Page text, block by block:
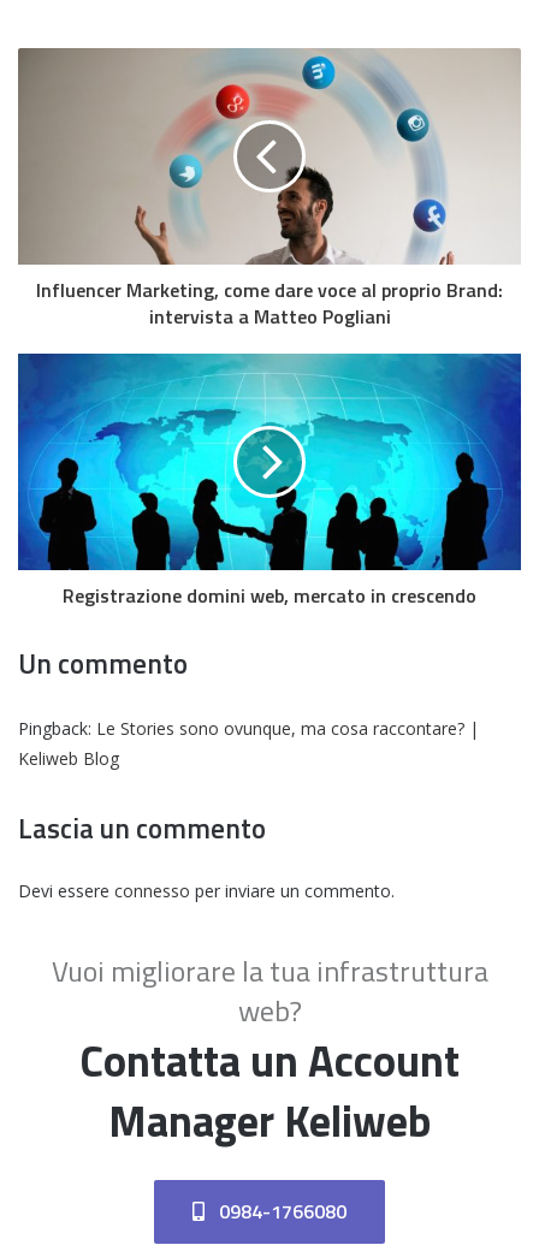
Influencer Marketing, come dare voce al proprio Brand:
intervista a Matteo Pogliani
Registrazione domini web, mercato in crescendo
Un commento
Pingback: Le Stories sono ovunque, ma cosa raccontare? |
Keliweb Blog
Lascia un commento
Devi essere connesso per inviare un commento.
Vuoi migliorare la tua infrastruttura
web?
Contatta un Account
Manager Keliweb
0984-1766080